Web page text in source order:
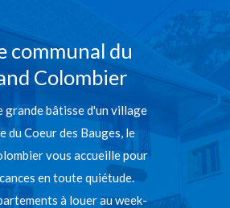
communal du
Colombier
grande bâtisse d'un village
du Coeur des Bauges, le
vous accueille pour
en toute quiétude.
à louer au week-